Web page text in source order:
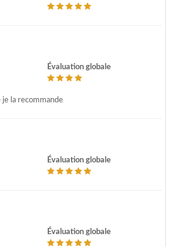
Évaluation globale
la recommande
Évaluation globale
Évaluation globale